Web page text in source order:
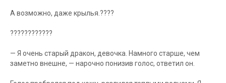
А возможно, даже крылья.????
????????????
— Я очень старый дракон, девочка. Намного старше, чем
заметно внешне, — нарочно понизив голос, ответил он.